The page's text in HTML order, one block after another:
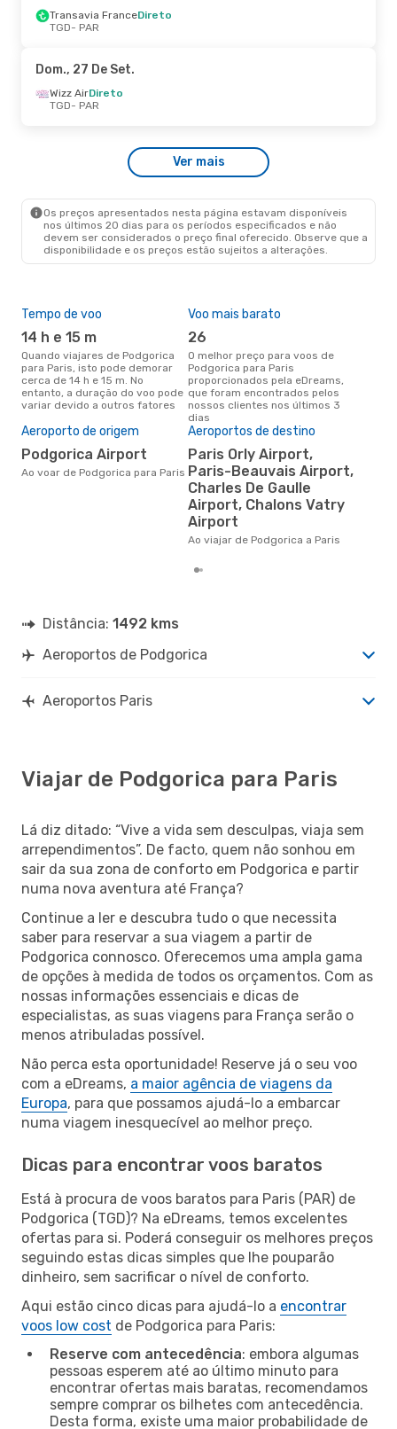
Transavia FranceDireto
TGD- PAR
Dom., 27 De Set.
Wizz AirDireto
TGD- PAR
Ver mais
Os preços apresentados nesta página estavam disponíveis
nos últimos 20 dias para os períodos especificados e não
devem ser considerados o preço final oferecido. Observe que a
disponibilidade e os preços estão sujeitos a alterações.
Tempo de voo
14 h e 15 m
Quando viajares de Podgorica
para Paris, isto pode demorar
cerca de 14 h e 15 m. No
entanto, a duração do voo pode
variar devido a outros fatores
Voo mais barato
26
O melhor preço para voos de
Podgorica para Paris
proporcionados pela eDreams,
que foram encontrados pelos
nossos clientes nos últimos 3
dias
Aeroporto de origem
Podgorica Airport
Ao voar de Podgorica para Paris
Aeroportos de destino
Paris Orly Airport,
Paris-Beauvais Airport,
Charles De Gaulle
Airport, Chalons Vatry
Airport
Ao viajar de Podgorica a Paris
Distância: 1492 kms
Aeroportos de Podgorica
Aeroportos Paris
Viajar de Podgorica para Paris
Lá diz ditado: “Vive a vida sem desculpas, viaja sem
arrependimentos”. De facto, quem não sonhou em
sair da sua zona de conforto em Podgorica e partir
numa nova aventura até França?
Continue a ler e descubra tudo o que necessita
saber para reservar a sua viagem a partir de
Podgorica connosco. Oferecemos uma ampla gama
de opções à medida de todos os orçamentos. Com as
nossas informações essenciais e dicas de
especialistas, as suas viagens para França serão o
menos atribuladas possível.
Não perca esta oportunidade! Reserve já o seu voo
com a eDreams, a maior agência de viagens da
Europa, para que possamos ajudá-lo a embarcar
numa viagem inesquecível ao melhor preço.
Dicas para encontrar voos baratos
Está à procura de voos baratos para Paris (PAR) de
Podgorica (TGD)? Na eDreams, temos excelentes
ofertas para si. Poderá conseguir os melhores preços
seguindo estas dicas simples que lhe pouparão
dinheiro, sem sacrificar o nível de conforto.
Aqui estão cinco dicas para ajudá-lo a encontrar
voos low cost de Podgorica para Paris:
Reserve com antecedência: embora algumas
pessoas esperem até ao último minuto para
encontrar ofertas mais baratas, recomendamos
sempre comprar os bilhetes com antecedência.
Desta forma, existe uma maior probabilidade de